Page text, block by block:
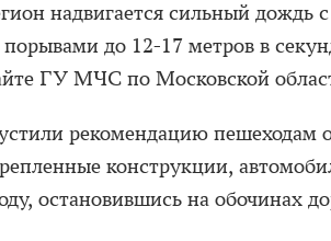
надвигается сильный дождь
до 12-17 метров в
ГУ МЧС по Московской
рекомендацию пешеходам
конструкции,
остановившись на обочинах